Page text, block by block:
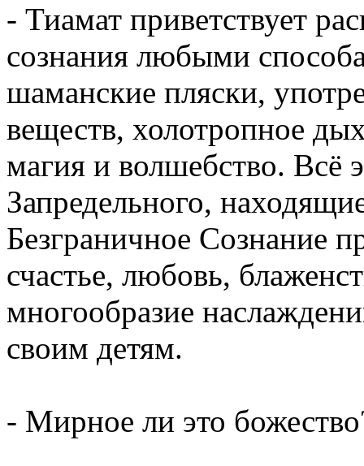
- Тиамат приветствует
сознания любыми
шаманские пляски,
веществ, холотропное
магия и волшебство. Всё
Запредельного,
Безграничное Сознание
счастье, любовь,
многообразие
своим детям.
- Мирное ли это